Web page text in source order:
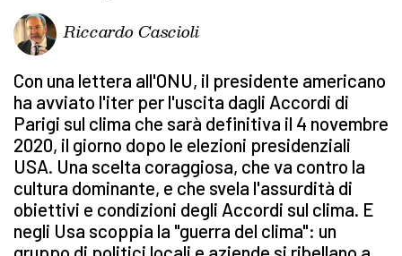
Riccardo Cascioli
Con una lettera all'ONU, il presidente americano
ha avviato l'iter per l'uscita dagli Accordi di
Parigi sul clima che sarà definitiva il 4 novembre
2020, il giorno dopo le elezioni presidenziali
USA. Una scelta coraggiosa, che va contro la
cultura dominante, e che svela l'assurdità di
obiettivi e condizioni degli Accordi sul clima. E
negli Usa scoppia la "guerra del clima": un